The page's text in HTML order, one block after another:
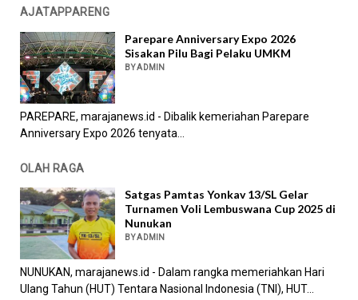
AJATAPPARENG
Parepare Anniversary Expo 2026
Sisakan Pilu Bagi Pelaku UMKM
BY ADMIN
PAREPARE, marajanews.id - Dibalik kemeriahan Parepare
Anniversary Expo 2026 tenyata...
OLAH RAGA
Satgas Pamtas Yonkav 13/SL Gelar
Turnamen Voli Lembuswana Cup 2025 di
Nunukan
BY ADMIN
NUNUKAN, marajanews.id - Dalam rangka memeriahkan Hari
Ulang Tahun (HUT) Tentara Nasional Indonesia (TNI), HUT...